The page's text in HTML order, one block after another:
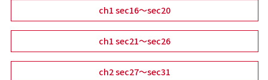
ch1 sec16～sec20
ch1 sec21～sec26
ch2 sec27～sec31